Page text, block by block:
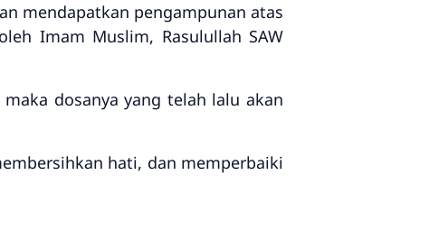
mendapatkan pengampunan atas
Imam Muslim, Rasulullah SAW
dosanya yang telah lalu akan
hati, dan memperbaiki